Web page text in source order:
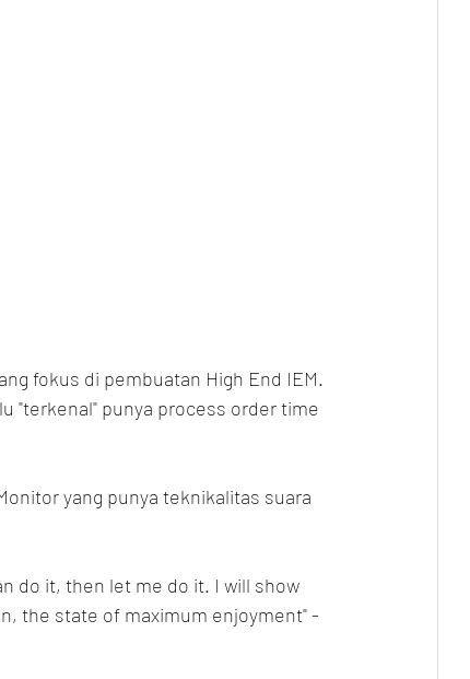
fokus di pembuatan High End IEM.
"terkenal" punya process order time
yang punya teknikalitas suara
do it, then let me do it. I will show
the state of maximum enjoyment" -